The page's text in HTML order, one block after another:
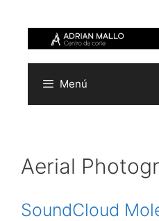
contenido
Menú
Aerial
SoundCloud